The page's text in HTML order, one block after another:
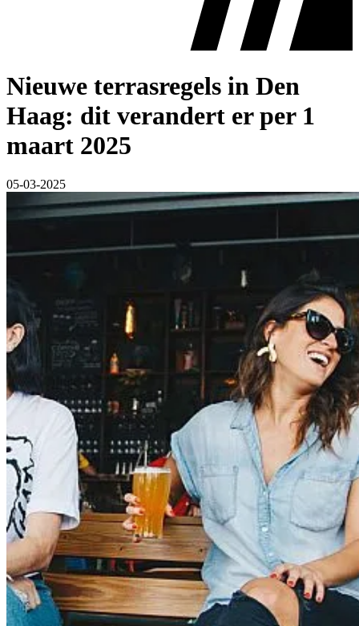
Nieuwe terrasregels in Den
Haag: dit verandert er per 1
maart 2025
05-03-2025